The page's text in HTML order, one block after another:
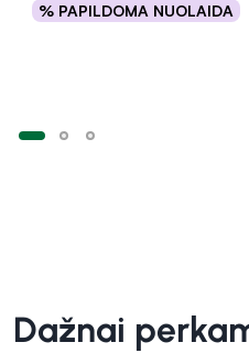
% PAPILDOMA NUOLAIDA
Į krepšelį
Dažnai